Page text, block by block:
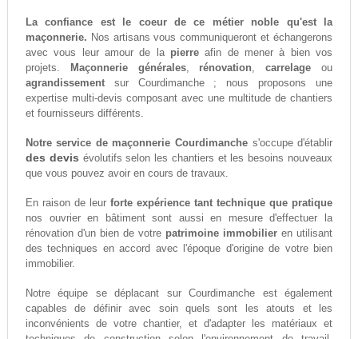
La confiance est le coeur de ce métier noble qu'est la
maçonnerie. Nos artisans vous communiqueront et échangerons
avec vous leur amour de la pierre afin de mener à bien vos
projets.
Maçonnerie générales, rénovation,carrelage ou
agrandissementsur Courdimanche ; nous proposons une
expertise multi-devis composant avec une multitude de chantiers
et fournisseurs différents.
Notre service de maçonnerie Courdimanche s'occupe d'établir
des devis évolutifs selon les chantiers et les besoins nouveaux
que vous pouvez avoir en cours de travaux.
En raison de leur forte expérience tant technique que pratique
nos ouvrier en bâtiment sont aussi en mesure d'effectuer la
rénovation d'un bien de votre patrimoine immobilier en utilisant
des techniques en accord avec l'époque d'origine de votre bien
immobilier.
Notre équipe se déplacant sur Courdimanche est également
capables de définir avec soin quels sont les atouts et les
inconvénients de votre chantier, et d'adapter les matériaux et